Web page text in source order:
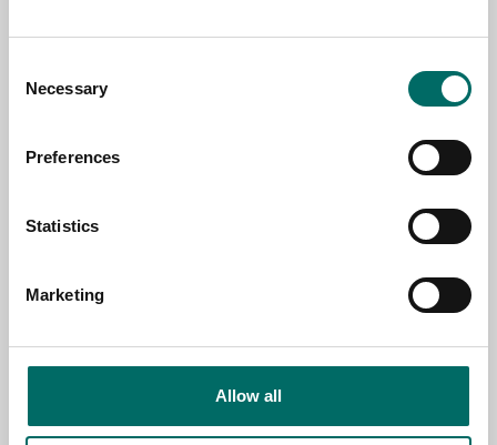
Selection
Necessary
Preferences
Statistics
Marketing
Allow all
EMAIL